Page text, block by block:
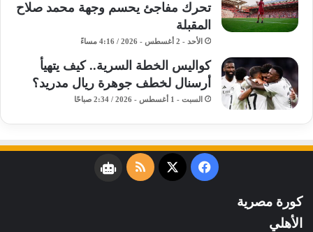
تحرك مفاجئ يحسم وجهة محمد صلاح
المقبلة
الأحد - 2 أغسطس - 2026 / 4:16 مساءً
كواليس الخطة السرية.. كيف يتهيأ
أرسنال لخطف جوهرة ريال مدريد؟
السبت - 1 أغسطس - 2026 / 2:34 صباحًا
فيسبوك
‫X
ملخصنبض
كورة مصرية
الأهلي